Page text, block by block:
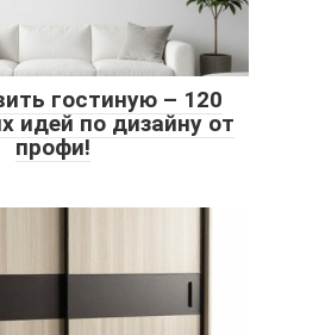
гостиную – 120
идей по дизайну от
профи!